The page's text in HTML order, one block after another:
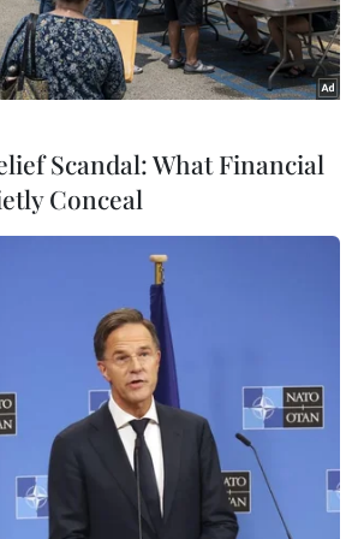
tại Bắc Kinh là một trong những điểm thu
tham quan dịp Tết Nguyên đán 2025.
Công Tuyên/TTXVN)
TTXVN tại Trung Quốc, Tết
Scandal: What Financial
Conceal